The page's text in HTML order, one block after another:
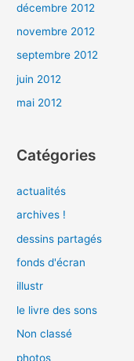
décembre 2012
novembre 2012
septembre 2012
juin 2012
mai 2012
Catégories
actualités
archives !
dessins partagés
fonds d'écran
illustr
le livre des sons
Non classé
photos